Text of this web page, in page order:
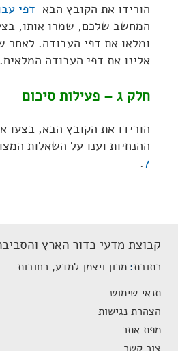
הורידו את הקובץ הבא-דפי
המחשב שלכם, שמרו אותו,
ומלאו את דפי העבודה. לאחר
אלינו את דפי העבודה המלאים.
חלק ג – פעילות סיכום
הורידו את הקובץ הבא, בצעו
ההנחיות וענו על השאלות
7
.
קבוצת מדעי כדור הארץ
כתובת מכון ויצמן למדע, רחובות
תנאי שימוש
הצהרת נגישות
מפת אתר